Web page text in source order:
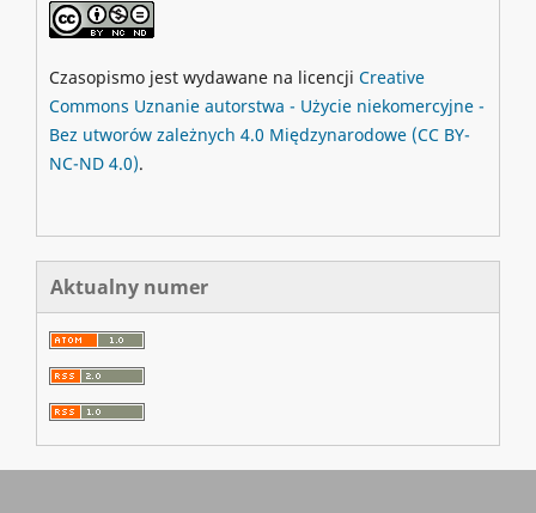
Czasopismo jest wydawane na licencji Creative
Commons Uznanie autorstwa - Użycie niekomercyjne -
Bez utworów zależnych 4.0 Międzynarodowe (CC BY-
NC-ND 4.0).
Aktualny numer